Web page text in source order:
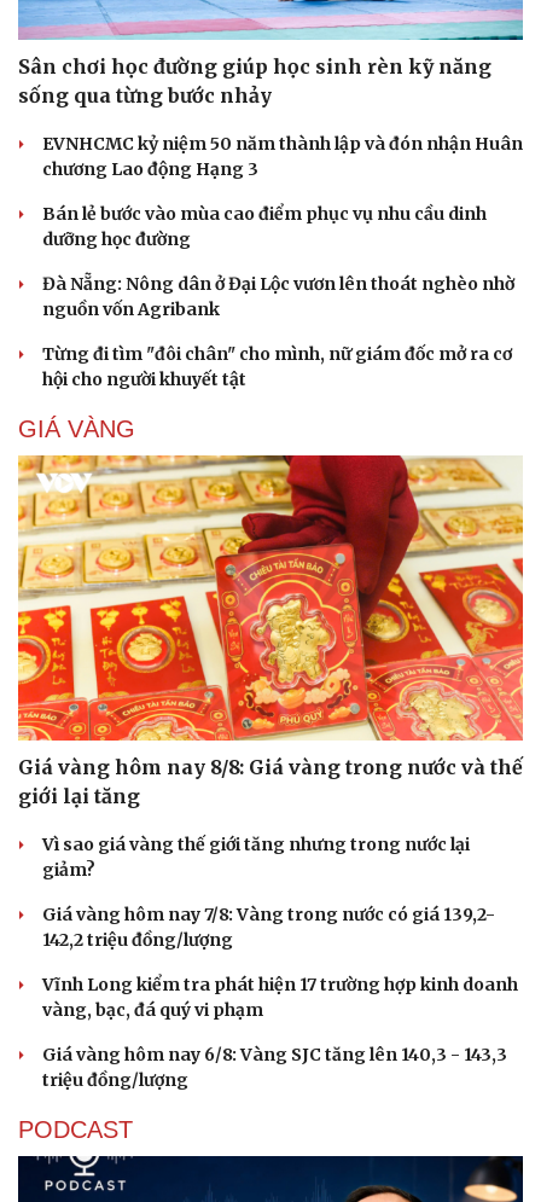
Sân chơi học đường giúp học sinh rèn kỹ năng
sống qua từng bước nhảy
EVNHCMC kỷ niệm 50 năm thành lập và đón nhận Huân
chương Lao động Hạng 3
Bán lẻ bước vào mùa cao điểm phục vụ nhu cầu dinh
dưỡng học đường
Đà Nẵng: Nông dân ở Đại Lộc vươn lên thoát nghèo nhờ
nguồn vốn Agribank
Từng đi tìm "đôi chân" cho mình, nữ giám đốc mở ra cơ
hội cho người khuyết tật
GIÁ VÀNG
Giá vàng hôm nay 8/8: Giá vàng trong nước và thế
giới lại tăng
Vì sao giá vàng thế giới tăng nhưng trong nước lại
giảm?
Giá vàng hôm nay 7/8: Vàng trong nước có giá 139,2-
142,2 triệu đồng/lượng
Vĩnh Long kiểm tra phát hiện 17 trường hợp kinh doanh
vàng, bạc, đá quý vi phạm
Giá vàng hôm nay 6/8: Vàng SJC tăng lên 140,3 - 143,3
triệu đồng/lượng
PODCAST